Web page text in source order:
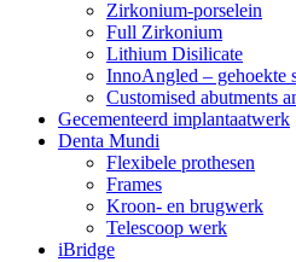
Zirkonium-porselein
Full Zirkonium
Lithium Disilicate
InnoAngled – gehoekte
Customised abutments
Gecementeerd implantaatwerk
Denta Mundi
Flexibele prothesen
Frames
Kroon- en brugwerk
Telescoop werk
iBridge